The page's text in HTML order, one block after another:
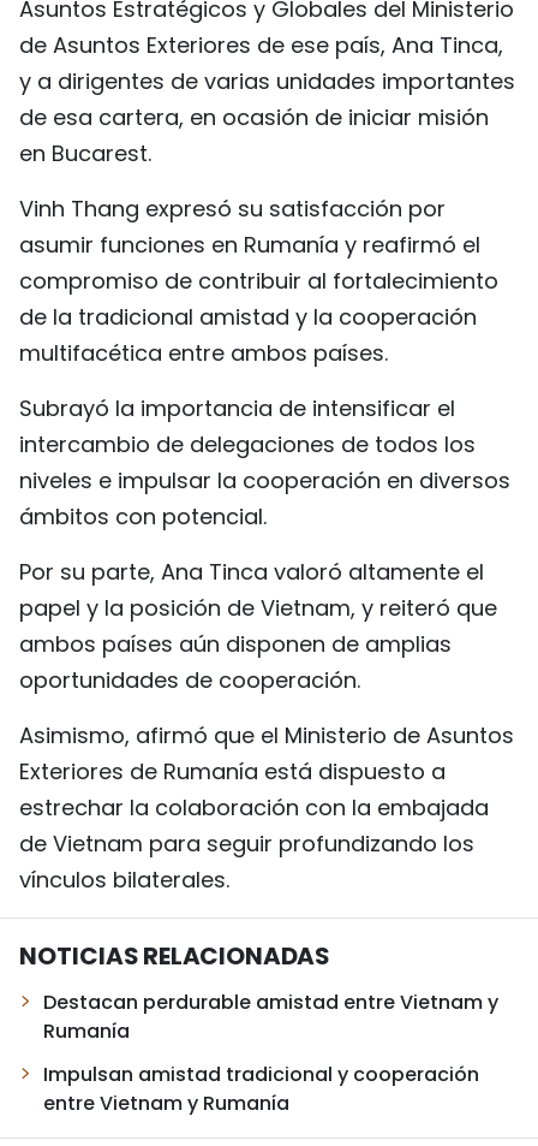
中文
Asuntos Estratégicos y Globales del Ministerio
de Asuntos Exteriores de ese país, Ana Tinca,
y a dirigentes de varias unidades importantes
de esa cartera, en ocasión de iniciar misión
en Bucarest.
Vinh Thang expresó su satisfacción por
asumir funciones en Rumanía y reafirmó el
compromiso de contribuir al fortalecimiento
de la tradicional amistad y la cooperación
multifacética entre ambos países.
Subrayó la importancia de intensificar el
intercambio de delegaciones de todos los
niveles e impulsar la cooperación en diversos
ámbitos con potencial.
Por su parte, Ana Tinca valoró altamente el
papel y la posición de Vietnam, y reiteró que
ambos países aún disponen de amplias
oportunidades de cooperación.
Asimismo, afirmó que el Ministerio de Asuntos
Exteriores de Rumanía está dispuesto a
estrechar la colaboración con la embajada
de Vietnam para seguir profundizando los
vínculos bilaterales.
NOTICIAS RELACIONADAS
Destacan perdurable amistad entre Vietnam y
Rumanía
Impulsan amistad tradicional y cooperación
entre Vietnam y Rumanía